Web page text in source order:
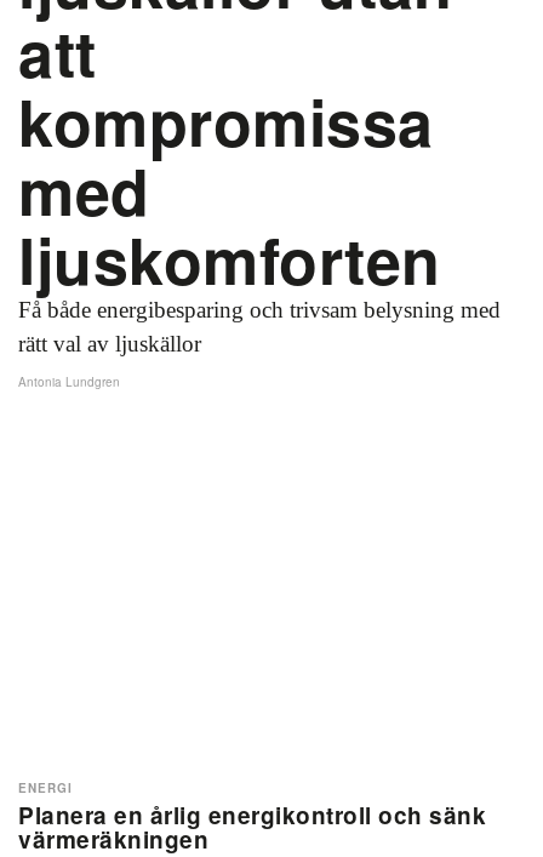
att
kompromissa
med
ljuskomforten
Få både energibesparing och trivsam belysning med
rätt val av ljuskällor
Antonia Lundgren
Planera en årlig energikontroll och sänk
värmeräkningen
ENERGI